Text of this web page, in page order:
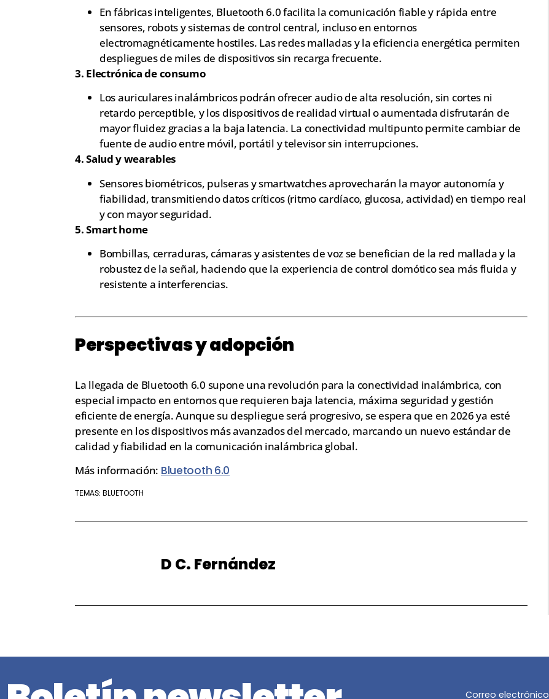
En fábricas inteligentes, Bluetooth 6.0 facilita la comunicación fiable y rápida entre
sensores, robots y sistemas de control central, incluso en entornos
electromagnéticamente hostiles. Las redes malladas y la eficiencia energética permiten
despliegues de miles de dispositivos sin recarga frecuente.
3. Electrónica de consumo
Los auriculares inalámbricos podrán ofrecer audio de alta resolución, sin cortes ni
retardo perceptible, y los dispositivos de realidad virtual o aumentada disfrutarán de
mayor fluidez gracias a la baja latencia. La conectividad multipunto permite cambiar de
fuente de audio entre móvil, portátil y televisor sin interrupciones.
4. Salud y wearables
Sensores biométricos, pulseras y smartwatches aprovecharán la mayor autonomía y
fiabilidad, transmitiendo datos críticos (ritmo cardíaco, glucosa, actividad) en tiempo real
y con mayor seguridad.
5. Smart home
Bombillas, cerraduras, cámaras y asistentes de voz se benefician de la red mallada y la
robustez de la señal, haciendo que la experiencia de control domótico sea más fluida y
resistente a interferencias.
Perspectivas y adopción
La llegada de Bluetooth 6.0 supone una revolución para la conectividad inalámbrica, con
especial impacto en entornos que requieren baja latencia, máxima seguridad y gestión
eficiente de energía. Aunque su despliegue será progresivo, se espera que en 2026 ya esté
presente en los dispositivos más avanzados del mercado, marcando un nuevo estándar de
calidad y fiabilidad en la comunicación inalámbrica global.
Más información: Bluetooth 6.0
TEMAS: BLUETOOTH
D C. Fernández
Correo electrónico